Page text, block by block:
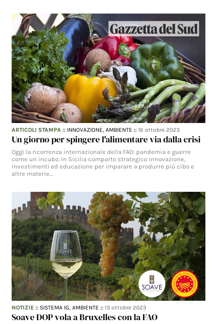
ARTICOLI STAMPA :: INNOVAZIONE,AMBIENTE ::16 ottobre 2023
Un giorno per spingere l'alimentare via dalla crisi
Oggi la ricorrenza internazionale della FAO: pandemia e guerre
come un incubo. In Sicilia comparto strategico Innovazione,
investimenti ed educazione per imparare a produrre più cibo e
altre materie…
NOTIZIE :: SISTEMA IG,AMBIENTE ::13 ottobre 2023
Soave DOP vola a Bruxelles con la FAO